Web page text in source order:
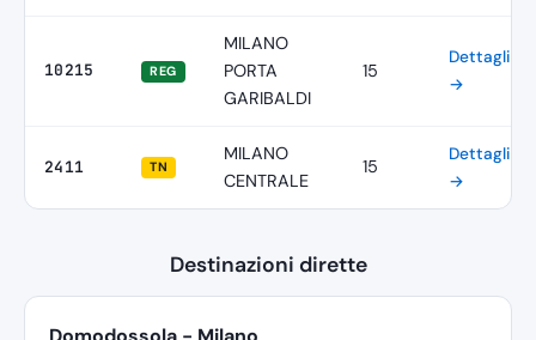
10215 REG
MILANO
PORTA
GARIBALDI
15
Dettagli
→
2411 TN
MILANO
CENTRALE
15
Dettagli
→
Destinazioni dirette